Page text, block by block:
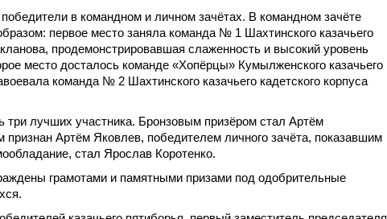
в командном и личном зачётах. В командном зачёте
первое место заняла команда № 1 Шахтинского казачьего
продемонстрировавшая слаженность и высокий уровень
место досталось команде «Хопёрцы» Кумылженского казачьего
команда № 2 Шахтинского казачьего кадетского корпуса
три лучших участника. Бронзовым призёром стал Артём
Артём Яковлев, победителем личного зачёта, показавшим
стал Ярослав Коротенко.
грамотами и памятными призами под одобрительные